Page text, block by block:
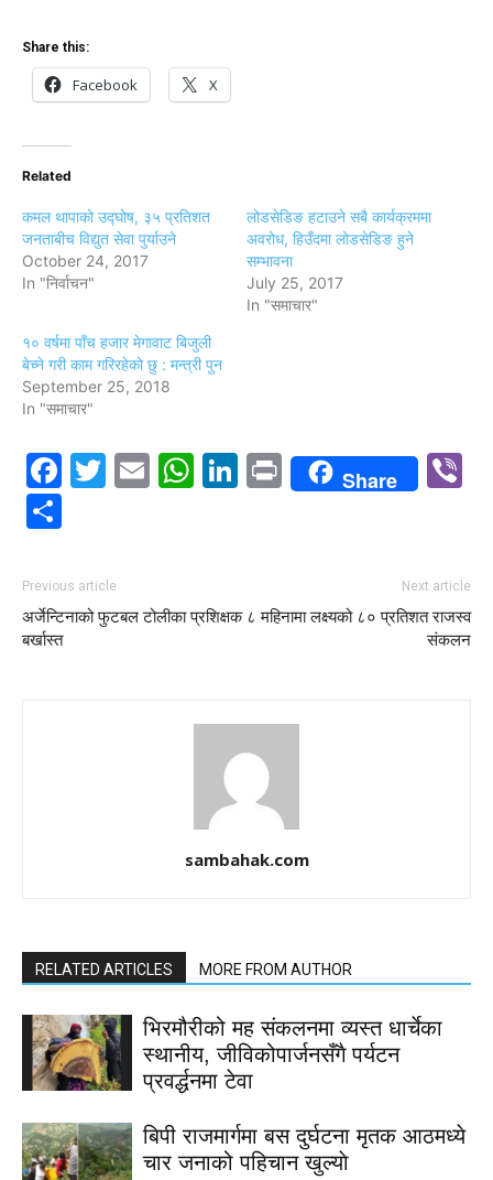
Share this:
Facebook X
Related
कमल थापाको उद्घोष, ३५ प्रतिशत
जनताबीच विद्युत सेवा पुर्याउने
October 24, 2017
In "निर्वाचन"
लोडसेडिङ हटाउने सबै कार्यक्रममा
अवरोध, हिउँदमा लोडसेडिङ हुने
सम्भावना
July 25, 2017
In "समाचार"
१० वर्षमा पाँच हजार मेगावाट बिजुली
बेच्ने गरी काम गरिरहेको छु : मन्त्री पुन
September 25, 2018
In "समाचार"
Facebook
Twitter
EmailWhatsApp
LinkedIn
PrintShare
Previous article
अर्जेन्टिनाको फुटबल टोलीका प्रशिक्षक
बर्खास्त
Next article
८ महिनामा लक्ष्यको ८० प्रतिशत राजस्व
संकलन
sambahak.com
RELATED ARTICLES MORE FROM AUTHOR
भिरमौरीको मह संकलनमा व्यस्त धार्चेका
स्थानीय, जीविकोपार्जनसँगै पर्यटन
प्रवर्द्धनमा टेवा
बिपी राजमार्गमा बस दुर्घटना मृतक आठमध्ये
चार जनाको पहिचान खुल्याे